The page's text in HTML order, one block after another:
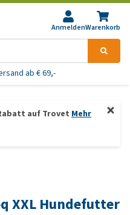
AnmeldenWarenkorb
ab € 69,-
auf Trovet Mehr
XXL Hundefutter